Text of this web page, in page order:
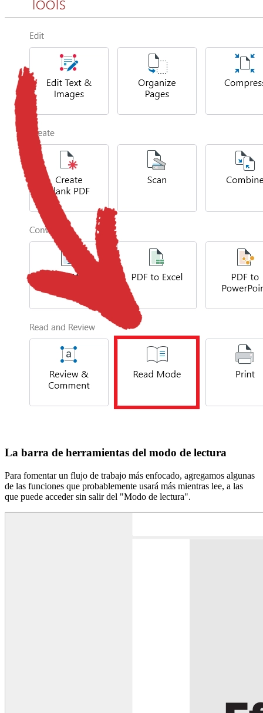
La barra de herramientas del modo de lectura
Para fomentar un flujo de trabajo más enfocado, agregamos algunas
de las funciones que probablemente usará más mientras lee, a las
que puede acceder sin salir del "Modo de lectura".